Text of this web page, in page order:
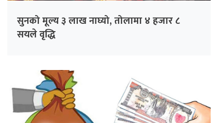
सुनको मूल्य ३ लाख नाघ्यो, तोलामा ४ हजार ८
सयले वृद्धि